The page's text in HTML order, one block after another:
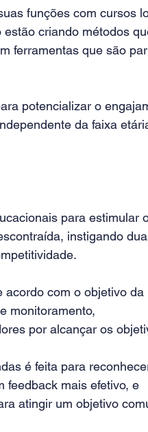
funções com cursos
criando métodos
ferramentas que são
potencializar o
da faixa
para estimular
instigando
acordo com o objetivo da
monitoramento,
por alcançar os
é feita para
feedback mais efetivo, e
atingir um objetivo